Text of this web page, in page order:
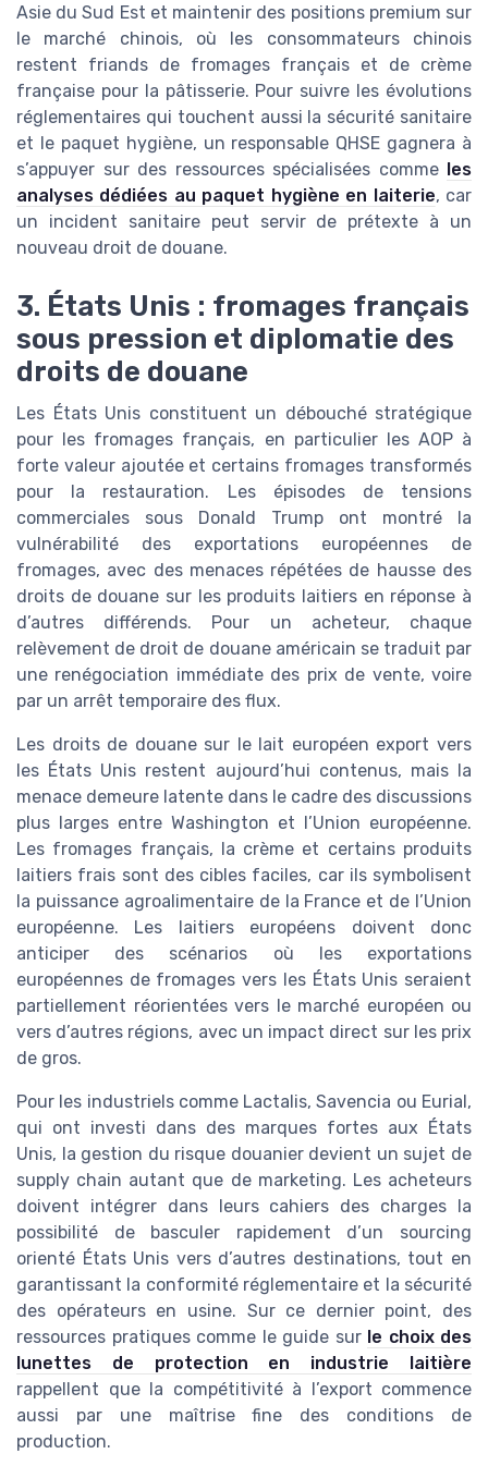
Asie du Sud Est et maintenir des positions premium sur
le marché chinois, où les consommateurs chinois
restent friands de fromages français et de crème
française pour la pâtisserie. Pour suivre les évolutions
réglementaires qui touchent aussi la sécurité sanitaire
et le paquet hygiène, un responsable QHSE gagnera à
s’appuyer sur des ressources spécialisées comme
les
analyses dédiées au paquet hygiène en laiterie, car
un incident sanitaire peut servir de prétexte à un
nouveau droit de douane.
3. États Unis : fromages français
sous pression et diplomatie des
droits de douane
Les États Unis constituent un débouché stratégique
pour les fromages français, en particulier les AOP à
forte valeur ajoutée et certains fromages transformés
pour la restauration. Les épisodes de tensions
commerciales sous Donald Trump ont montré la
vulnérabilité des exportations européennes de
fromages, avec des menaces répétées de hausse des
droits de douane sur les produits laitiers en réponse à
d’autres différends. Pour un acheteur, chaque
relèvement de droit de douane américain se traduit par
une renégociation immédiate des prix de vente, voire
par un arrêt temporaire des flux.
Les droits de douane sur le lait européen export vers
les États Unis restent aujourd’hui contenus, mais la
menace demeure latente dans le cadre des discussions
plus larges entre Washington et l’Union européenne.
Les fromages français, la crème et certains produits
laitiers frais sont des cibles faciles, car ils symbolisent
la puissance agroalimentaire de la France et de l’Union
européenne. Les laitiers européens doivent donc
anticiper des scénarios où les exportations
européennes de fromages vers les États Unis seraient
partiellement réorientées vers le marché européen ou
vers d’autres régions, avec un impact direct sur les prix
de gros.
Pour les industriels comme Lactalis, Savencia ou Eurial,
qui ont investi dans des marques fortes aux États
Unis, la gestion du risque douanier devient un sujet de
supply chain autant que de marketing. Les acheteurs
doivent intégrer dans leurs cahiers des charges la
possibilité de basculer rapidement d’un sourcing
orienté États Unis vers d’autres destinations, tout en
garantissant la conformité réglementaire et la sécurité
des opérateurs en usine. Sur ce dernier point, des
ressources pratiques comme le guide sur le choix des
lunettes de protection en industrie laitière
rappellent que la compétitivité à l’export commence
aussi par une maîtrise fine des conditions de
production.